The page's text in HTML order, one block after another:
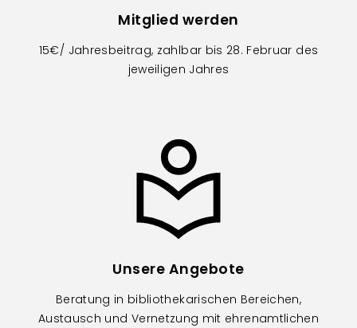
Mitglied werden
15€/ Jahresbeitrag, zahlbar bis 28. Februar des
jeweiligen Jahres
Unsere Angebote
Beratung in bibliothekarischen Bereichen,
Austausch und Vernetzung mit ehrenamtlichen